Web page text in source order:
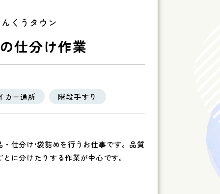
くうタウン
仕分け作業
カー通所 階段手すり
仕分け•袋詰めを行うお仕事です。品質
に分けたりする作業が中心です。